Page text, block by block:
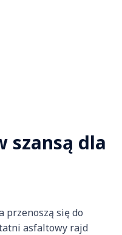
szansą dla
przenoszą się do
asfaltowy rajd